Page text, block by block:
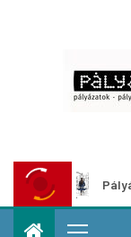
Pályázat a